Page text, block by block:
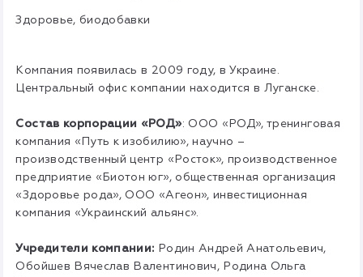
Здоровье, биодобавки
Компания появилась в 2009 году, в Украине.
Центральный офис компании находится в Луганске.
Состав корпорации «РОД»: ООО «РОД», тренинговая
компания «Путь к изобилию», научно –
производственный центр «Росток», производственное
предприятие «Биотон юг», общественная организация
«Здоровье рода», ООО «Агеон», инвестиционная
компания «Украинский альянс».
Учредители компании: Родин Андрей Анатольевич,
Обойшев Вячеслав Валентинович, Родина Ольга